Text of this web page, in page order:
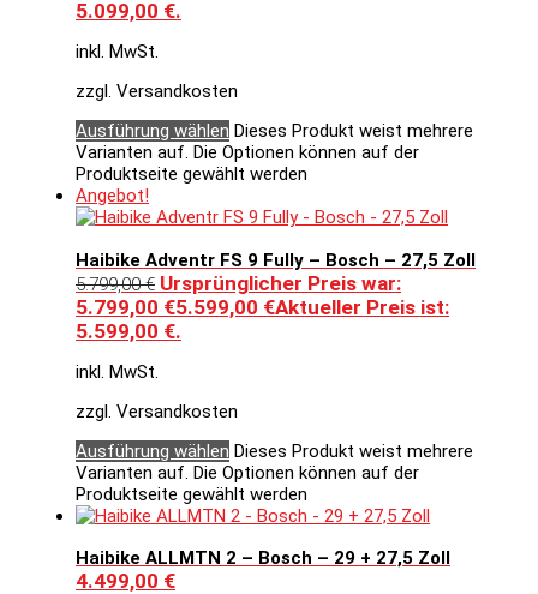
5.099,00 €.
inkl. MwSt.
zzgl. Versandkosten
Ausführung wählen Dieses Produkt weist mehrere
Varianten auf. Die Optionen können auf der
Produktseite gewählt werden
Angebot!
Haibike Adventr FS 9 Fully – Bosch – 27,5 Zoll
5.799,00€ Ursprünglicher Preis war:
5.799,00 €5.599,00 €Aktueller Preis ist:
5.599,00 €.
inkl. MwSt.
zzgl. Versandkosten
Ausführung wählen Dieses Produkt weist mehrere
Varianten auf. Die Optionen können auf der
Produktseite gewählt werden
Haibike ALLMTN 2 – Bosch – 29 + 27,5 Zoll
4.499,00 €